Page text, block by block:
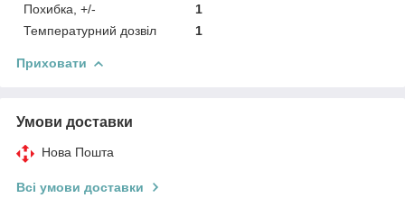
Похибка, +/-
1
Температурний дозвіл
1
Приховати
Умови доставки
Нова Пошта
Всі умови доставки